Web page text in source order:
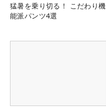
猛暑を乗り切る！ こだわり機
能派パンツ4選